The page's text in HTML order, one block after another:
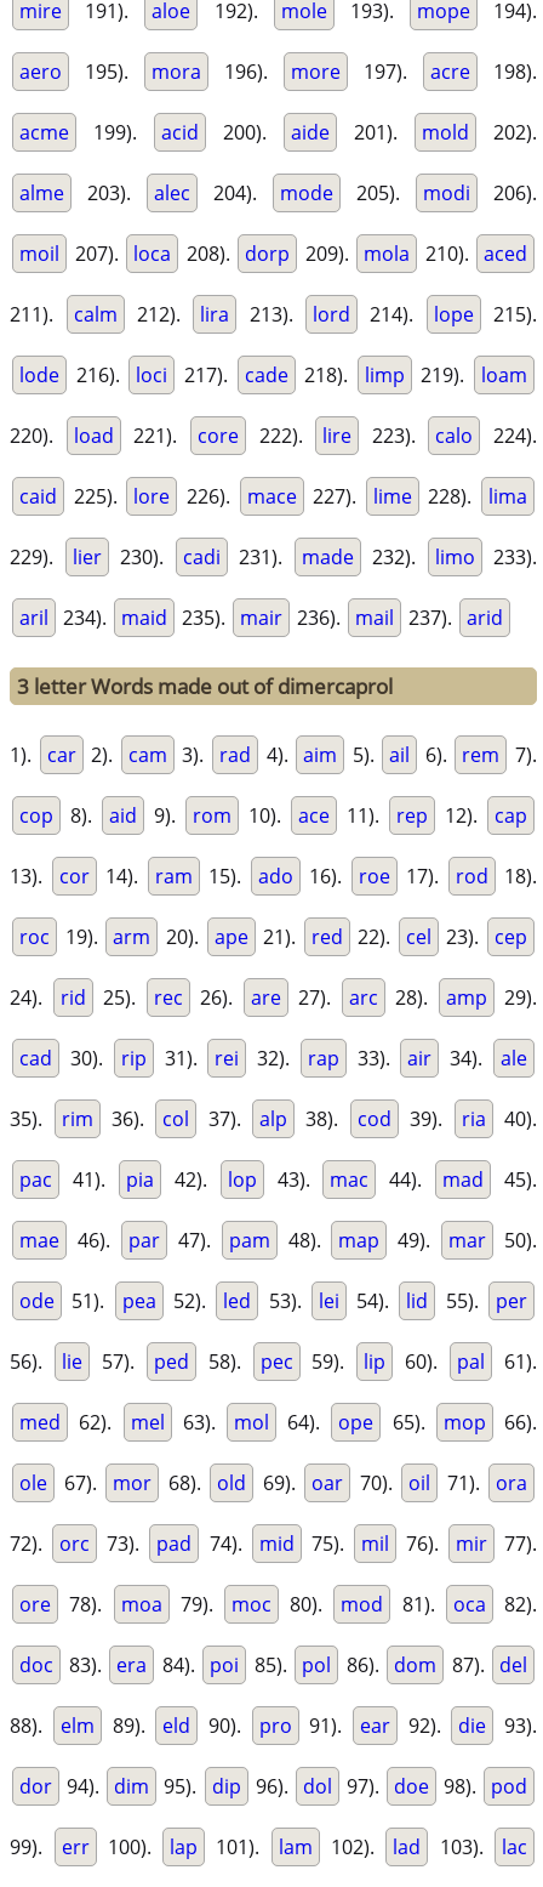
mire 191). aloe 192). mole 193). mope 194).
aero 195). mora 196). more 197). acre 198).
acme 199). acid 200). aide 201). mold 202).
alme 203). alec 204). mode 205). modi 206).
moil 207). loca 208). dorp 209). mola 210). aced
211). calm 212). lira 213). lord 214). lope 215).
lode 216). loci 217). cade 218). limp 219). loam
220). load 221). core 222). lire 223). calo 224).
caid 225). lore 226). mace 227). lime 228). lima
229). lier 230). cadi 231). made 232). limo 233).
aril 234). maid 235). mair 236). mail 237). arid
3 letter Words made out of dimercaprol
1). car 2). cam 3). rad 4). aim 5). ail 6). rem 7).
cop 8). aid 9). rom 10). ace 11). rep 12). cap
13). cor 14). ram 15). ado 16). roe 17). rod 18).
roc 19). arm 20). ape 21). red 22). cel 23). cep
24). rid 25). rec 26). are 27). arc 28). amp 29).
cad 30). rip 31). rei 32). rap 33). air 34). ale
35). rim 36). col 37). alp 38). cod 39). ria 40).
pac 41). pia 42). lop 43). mac 44). mad 45).
mae 46). par 47). pam 48). map 49). mar 50).
ode 51). pea 52). led 53). lei 54). lid 55). per
56). lie 57). ped 58). pec 59). lip 60). pal 61).
med 62). mel 63). mol 64). ope 65). mop 66).
ole 67). mor 68). old 69). oar 70). oil 71). ora
72). orc 73). pad 74). mid 75). mil 76). mir 77).
ore 78). moa 79). moc 80). mod 81). oca 82).
doc 83). era 84). poi 85). pol 86). dom 87). del
88). elm 89). eld 90). pro 91). ear 92). die 93).
dor 94). dim 95). dip 96). dol 97). doe 98). pod
99). err 100). lap 101). lam 102). lad 103). lac